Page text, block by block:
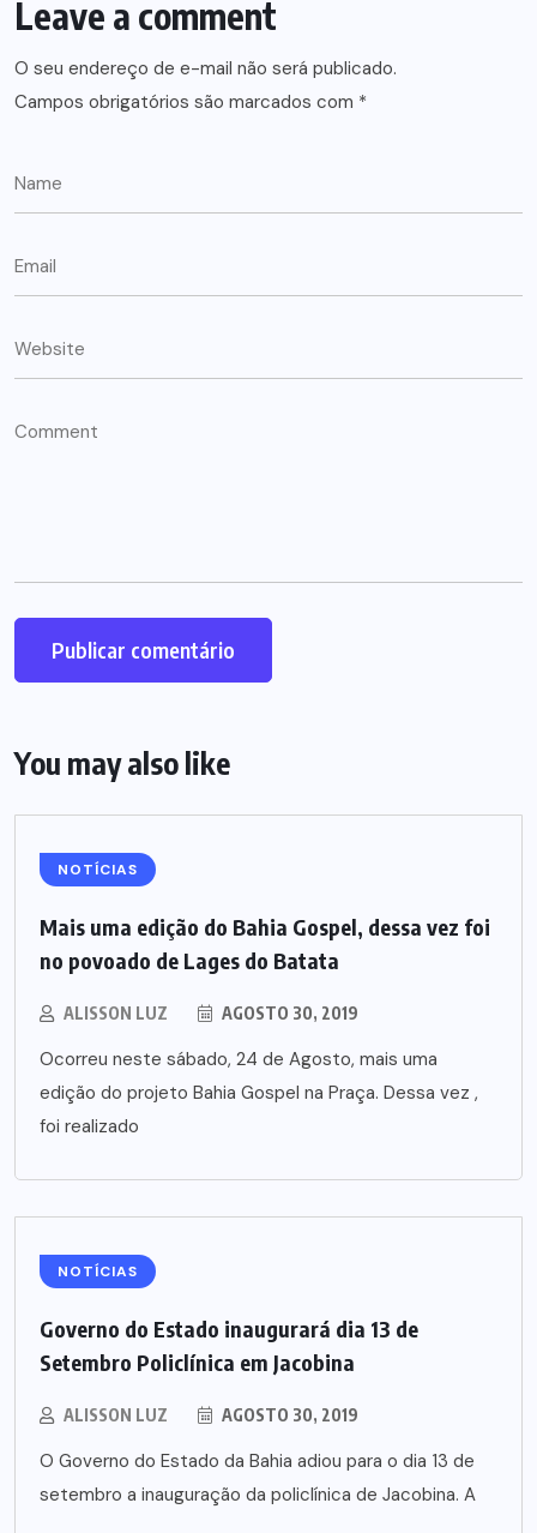
Leave a comment
O seu endereço de e-mail não será publicado.
Campos obrigatórios são marcados com *
You may also like
NOTÍCIAS
Mais uma edição do Bahia Gospel, dessa vez foi
no povoado de Lages do Batata
ALISSON LUZ AGOSTO 30, 2019
Ocorreu neste sábado, 24 de Agosto, mais uma
edição do projeto Bahia Gospel na Praça. Dessa vez ,
foi realizado
NOTÍCIAS
Governo do Estado inaugurará dia 13 de
Setembro Policlínica em Jacobina
ALISSON LUZ AGOSTO 30, 2019
O Governo do Estado da Bahia adiou para o dia 13 de
setembro a inauguração da policlínica de Jacobina. A